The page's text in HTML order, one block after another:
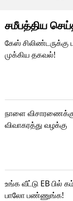
சமீபத்திய
கேஸ் சிலிண்டருக்கு
முக்கிய தகவல்!
நாளை
விவாகரத்து வழக்கு
உங்க வீட்டு EB பில்
பாலோ பண்ணுங்க!